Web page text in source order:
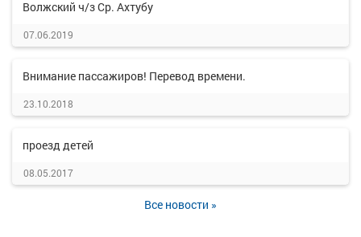
Волжский ч/з Ср. Ахтубу
07.06.2019
Внимание пассажиров! Перевод времени.
23.10.2018
проезд детей
08.05.2017
Все новости »